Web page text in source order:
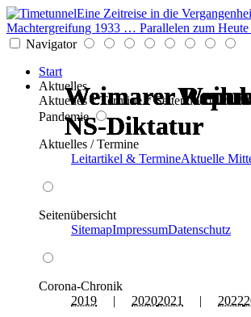
Eine Zeitreise in die
Machtergreifung 1933 … Parallelen zum Heute
Navigator
Start
Aktuelles
Aktuelles * Termine * Seitenüberblick *
Pandemie
Aktuelles / Termine
Leitartikel & TermineAktuelle
Seitenübersicht
SitemapImpressumDatenschutz
Corona-Chronik
2019 | 20202021 | 2022
Weimarer
NS-Diktatur
Weimarer
NS-Diktatur
Weimarer
NS-Diktatur
Weimarer
NS-Diktatur